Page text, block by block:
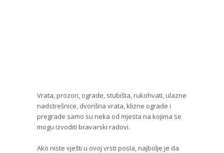
Vrata, prozori, ograde, stubišta, rukohvati, ulazne
nadstrešnice, dvorišna vrata, klizne ograde i
pregrade samo su neka od mjesta na kojima se
mogu izvoditi bravarski radovi.
Ako niste vješti u ovoj vrsti posla, najbolje je da